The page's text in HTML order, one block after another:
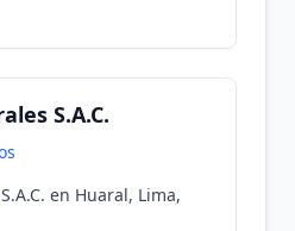
S.A.C.
en Huaral, Lima,